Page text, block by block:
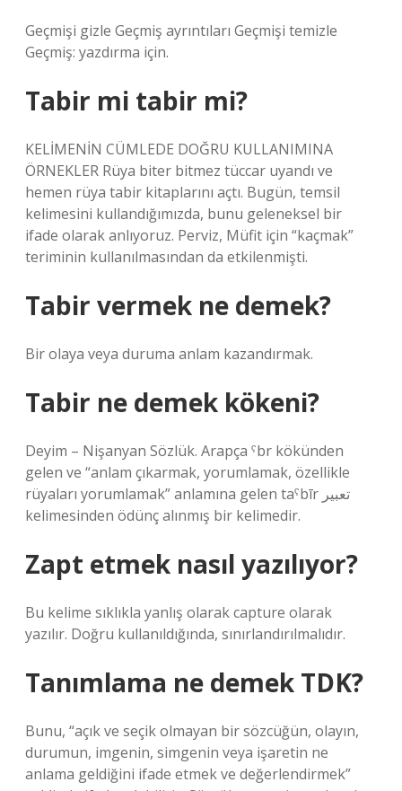
Geçmişi gizle Geçmiş ayrıntıları Geçmişi temizle
Geçmiş: yazdırma için.
Tabir mi tabir mi?
KELİMENİN CÜMLEDE DOĞRU KULLANIMINA
ÖRNEKLER Rüya biter bitmez tüccar uyandı ve
hemen rüya tabir kitaplarını açtı. Bugün, temsil
kelimesini kullandığımızda, bunu geleneksel bir
ifade olarak anlıyoruz. Perviz, Müfit için “kaçmak”
teriminin kullanılmasından da etkilenmişti.
Tabir vermek ne demek?
Bir olaya veya duruma anlam kazandırmak.
Tabir ne demek kökeni?
Deyim – Nişanyan Sözlük. Arapça ˁbr kökünden
gelen ve “anlam çıkarmak, yorumlamak, özellikle
rüyaları yorumlamak” anlamına gelen taˁbīr تعبير
kelimesinden ödünç alınmış bir kelimedir.
Zapt etmek nasıl yazılıyor?
Bu kelime sıklıkla yanlış olarak capture olarak
yazılır. Doğru kullanıldığında, sınırlandırılmalıdır.
Tanımlama ne demek TDK?
Bunu, “açık ve seçik olmayan bir sözcüğün, olayın,
durumun, imgenin, simgenin veya işaretin ne
anlama geldiğini ifade etmek ve değerlendirmek”